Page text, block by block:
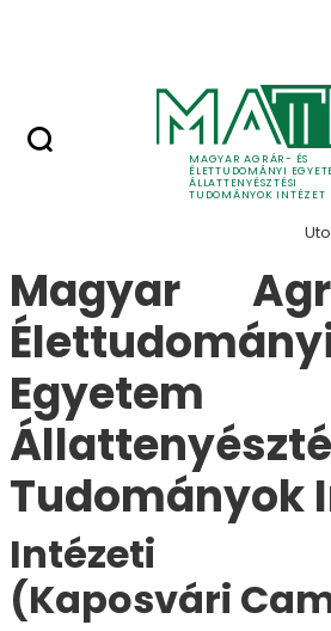
MAGYAR AGRÁR- ÉS
ÉLETTUDOMÁNYI
ÁLLATTENYÉSZTÉSI
TUDOMÁNYOK INTÉZET
Magyar
Egyetem
Tudományok
Intézeti
(Kaposvári